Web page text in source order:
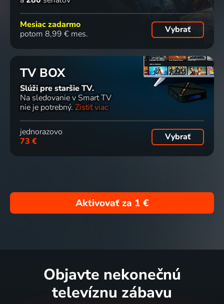
Mesiac zadarmo
potom 8,99 € mes.
Vybrať
TV BOX
Slúži pre staršie TV.
Na sledovanie v Smart TV
nie je potrebný. Zistiť viac
jednorazovo
73 €
Vybrať
Aktivovať za 1 €
Objavte nekonečnú
televíznu zábavu